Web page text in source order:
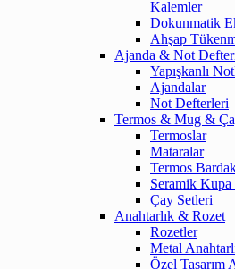
Kalemler
Dokunmatik
Ahşap
Ajanda & Not
Yapışkanlı
Ajandalar
Not Defterleri
Termos & Mug &
Termoslar
Mataralar
Termos
Seramik
Çay Setleri
Anahtarlık & Rozet
Rozetler
Metal
Özel Tasarım